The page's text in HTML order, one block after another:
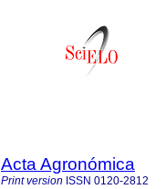
Acta Agronómica
Print version ISSN 0120-2812